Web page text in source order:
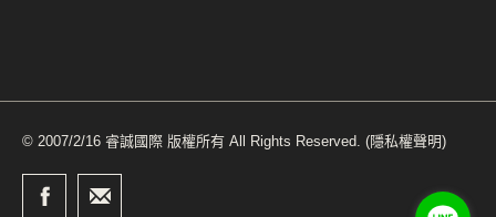
© 2007/2/16 睿誠國際 版權所有 All Rights Reserved. (隱私權聲明)